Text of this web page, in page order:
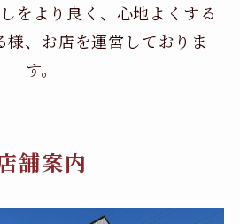
をより良く、心地よくする
様、お店を運営しておりま
す。
舗案内